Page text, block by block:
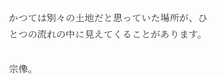
かつては別々の土地だと思っていた場所が、ひ
とつの流れの中に見えてくることがあります。
宗像。